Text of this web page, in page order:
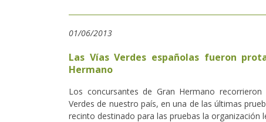
01/06/2013
Las Vías Verdes españolas fueron
Hermano
Los concursantes de Gran Hermano
Verdes de nuestro país, en una de las últimas
recinto destinado para las pruebas la organización